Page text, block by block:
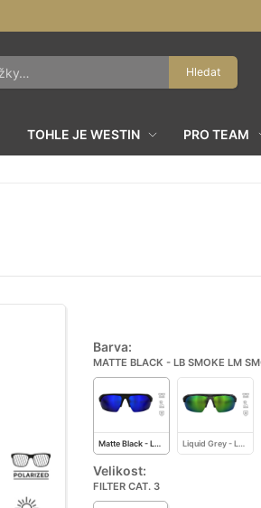
Hledat
TOHLE JE WESTIN PRO TEAM
Barva:
MATTE BLACK - LB SMOKE LM
Matte Black - LB Smoke LM Smoke AR Blue Liquid Grey - LB Green LM Green AR AR Green
Velikost:
FILTER CAT. 3